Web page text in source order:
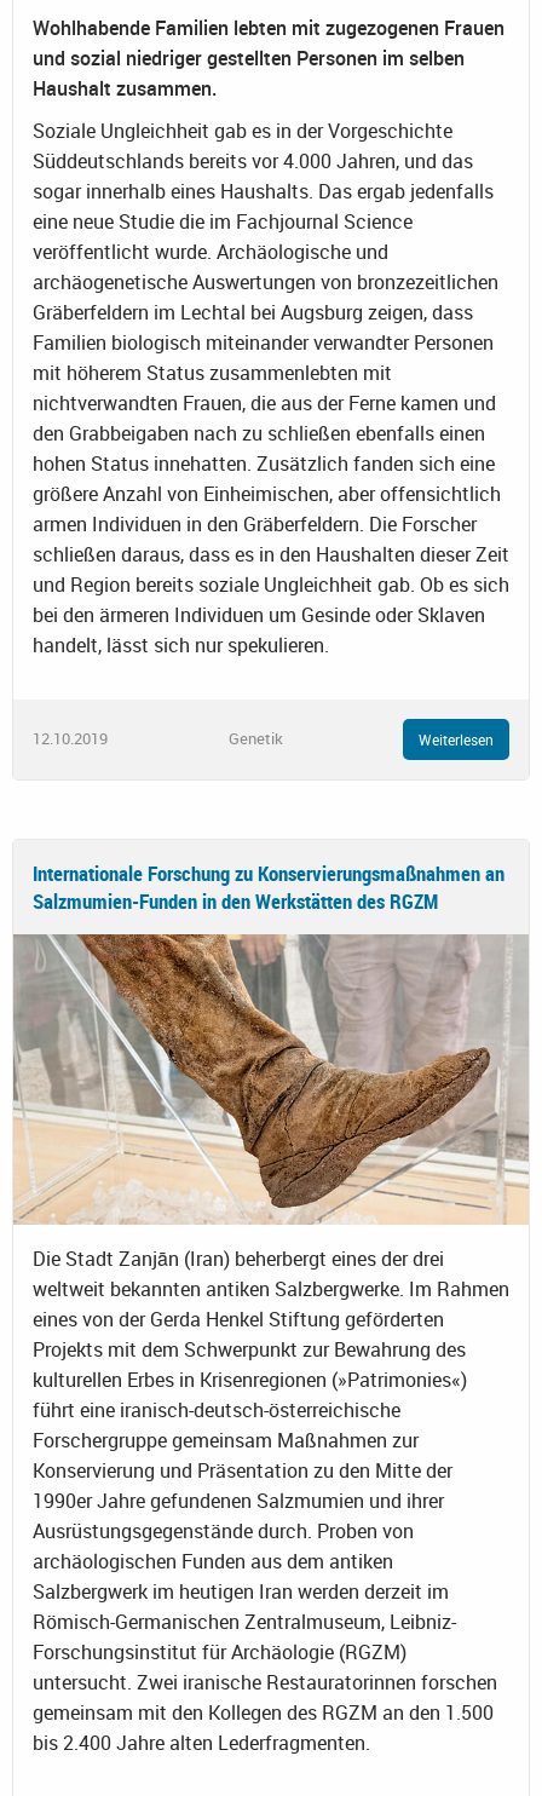
Wohlhabende Familien lebten mit zugezogenen Frauen
und sozial niedriger gestellten Personen im selben
Haushalt zusammen.
Soziale Ungleichheit gab es in der Vorgeschichte
Süddeutschlands bereits vor 4.000 Jahren, und das
sogar innerhalb eines Haushalts. Das ergab jedenfalls
eine neue Studie die im Fachjournal Science
veröffentlicht wurde. Archäologische und
archäogenetische Auswertungen von bronzezeitlichen
Gräberfeldern im Lechtal bei Augsburg zeigen, dass
Familien biologisch miteinander verwandter Personen
mit höherem Status zusammenlebten mit
nichtverwandten Frauen, die aus der Ferne kamen und
den Grabbeigaben nach zu schließen ebenfalls einen
hohen Status innehatten. Zusätzlich fanden sich eine
größere Anzahl von Einheimischen, aber offensichtlich
armen Individuen in den Gräberfeldern. Die Forscher
schließen daraus, dass es in den Haushalten dieser Zeit
und Region bereits soziale Ungleichheit gab. Ob es sich
bei den ärmeren Individuen um Gesinde oder Sklaven
handelt, lässt sich nur spekulieren.
12.10.2019 Genetik Weiterlesen
Internationale Forschung zu Konservierungsmaßnahmen an
Salzmumien-Funden in den Werkstätten des RGZM
Die Stadt Zanjān (Iran) beherbergt eines der drei
weltweit bekannten antiken Salzbergwerke. Im Rahmen
eines von der Gerda Henkel Stiftung geförderten
Projekts mit dem Schwerpunkt zur Bewahrung des
kulturellen Erbes in Krisenregionen (»Patrimonies«)
führt eine iranisch-deutsch-österreichische
Forschergruppe gemeinsam Maßnahmen zur
Konservierung und Präsentation zu den Mitte der
1990er Jahre gefundenen Salzmumien und ihrer
Ausrüstungsgegenstände durch. Proben von
archäologischen Funden aus dem antiken
Salzbergwerk im heutigen Iran werden derzeit im
Römisch-Germanischen Zentralmuseum, Leibniz-
Forschungsinstitut für Archäologie (RGZM)
untersucht. Zwei iranische Restauratorinnen forschen
gemeinsam mit den Kollegen des RGZM an den 1.500
bis 2.400 Jahre alten Lederfragmenten.